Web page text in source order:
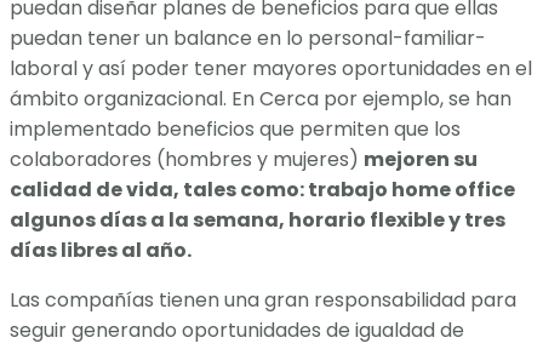
puedan diseñar planes de beneficios para que ellas
puedan tener un balance en lo personal-familiar-
laboral y así poder tener mayores oportunidades en el
ámbito organizacional. En Cerca por ejemplo, se han
implementado beneficios que permiten que los
colaboradores (hombres y mujeres) mejoren su
calidad de vida, tales como: trabajo home office
algunos días a la semana, horario flexible y tres
días libres al año.
Las compañías tienen una gran responsabilidad para
seguir generando oportunidades de igualdad de